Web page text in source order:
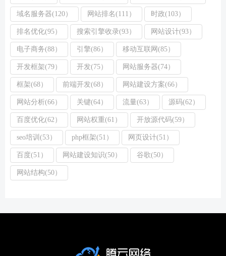
域名服务器(120） 网站排名(111） 时政(103）
排名优化(95） 搜索引擎收录(93） 网站设计(93）
电子商务(88） 引擎(86） 移动互联网(85）
开发框架(79） 开发(75） 网站服务器(74）
框架(68） 前端开发(68） 网站建设方案(66）
网站分析(66） 关键(64） 流量(63） 源码(62）
百度优化(62） 网站权重(61） 开放源代码(59）
seo培训(53） php框架(51） 网页设计(51）
百度(51） 网站建设知识(50） 谷歌(50）
网站结构(50）